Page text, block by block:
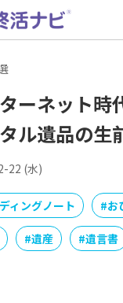
ーネット時
ル遺品の生
22 (水)
ィングノート #お
#遺産 #遺言書